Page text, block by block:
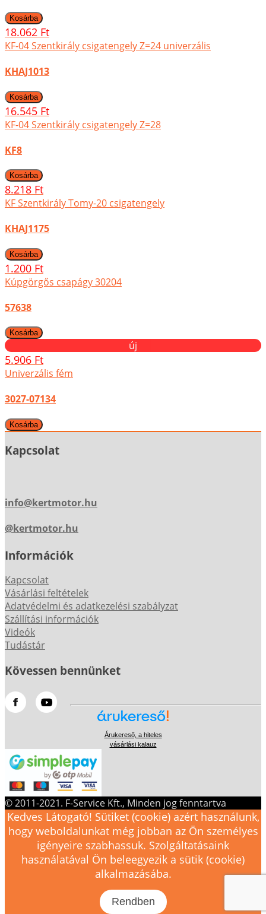
18.062 Ft
KF-04 Szentkirály csigatengely Z=24 univerzális
KHAJ1013
16.545 Ft
KF-04 Szentkirály csigatengely Z=28
KF8
8.218 Ft
KF Szentkirály Tomy-20 csigatengely
KHAJ1175
1.200 Ft
Kúpgörgős csapágy 30204
57638
új
5.906 Ft
Univerzális fém
3027-07134
Kapcsolat
info@kertmotor.hu
@kertmotor.hu
Információk
Kapcsolat
Vásárlási feltételek
Adatvédelmi és adatkezelési szabályzat
Szállítási információk
Videók
Tudástár
Kövessen bennünket
Árukereső, a hiteles
vásárlási kalauz
© 2011-2021. F-Service Kft., Minden jog fenntartva
Kedves Látogató! Sütiket (cookie) azért használunk,
hogy weboldalunkat még jobban az Ön személyes
igényeire szabhassuk. Szolgáltatásaink
használatával Ön beleegyezik a sütik (cookie)
alkalmazásába.
Rendben